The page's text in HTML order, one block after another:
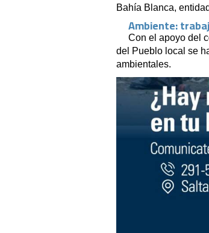
Bahía Blanca,
Ambiente:
Con el apoyo del
del Pueblo local se
ambientales.